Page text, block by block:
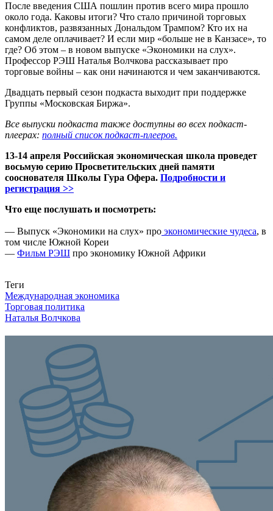
После введения США пошлин против всего мира прошло
около года. Каковы итоги? Что стало причиной торговых
конфликтов, развязанных Дональдом Трампом? Кто их на
самом деле оплачивает? И если мир «больше не в Канзасе», то
где? Об этом – в новом выпуске «Экономики на слух».
Профессор РЭШ Наталья Волчкова рассказывает про
торговые войны – как они начинаются и чем заканчиваются.
Двадцать первый сезон подкаста выходит при поддержке
Группы «Московская Биржа».
Все выпуски подкаста также доступны во всех подкаст-
плеерах: полный список подкаст-плееров.
13-14 апреля Российская экономическая школа проведет
восьмую серию Просветительских дней памяти
сооснователя Школы Гура Офера. Подробности и
регистрация >>
Что еще послушать и посмотреть:
— Выпуск «Экономики на слух» про экономические чудеса, в
том числе Южной Кореи
— Фильм РЭШ про экономику Южной Африки
Теги
Международная экономика
Торговая политика
Наталья Волчкова